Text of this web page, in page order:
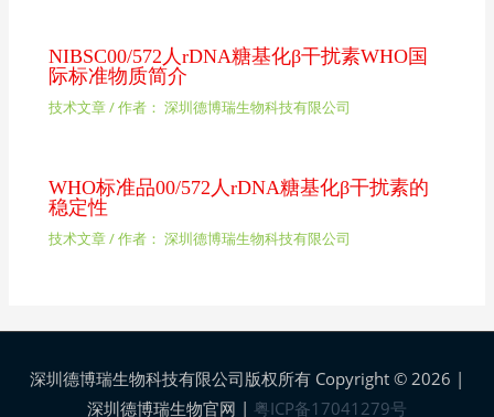
NIBSC00/572人rDNA糖基化β干扰素WHO国
际标准物质简介
技术文章/ 作者： 深圳德博瑞生物科技有限公司
WHO标准品00/572人rDNA糖基化β干扰素的
稳定性
技术文章/ 作者： 深圳德博瑞生物科技有限公司
深圳德博瑞生物科技有限公司版权所有 Copyright © 2026 |
深圳德博瑞生物官网 | 粤ICP备17041279号